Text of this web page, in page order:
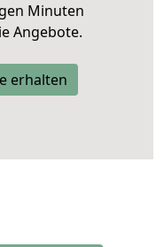
Minuten
Angebote.
erhalten